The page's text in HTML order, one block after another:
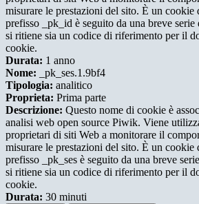
misurare le prestazioni del sito. È un
prefisso _pk_id è seguito da una breve
si ritiene sia un codice di riferimento per il
cookie.
Durata: 1 anno
Nome: _pk_ses.1.9bf4
Tipologia: analitico
Proprieta: Prima parte
Descrizione: Questo nome di cookie è
analisi web open source Piwik. Viene
proprietari di siti Web a monitorare il
misurare le prestazioni del sito. È un
prefisso _pk_ses è seguito da una breve
si ritiene sia un codice di riferimento per il
cookie.
Durata: 30 minuti